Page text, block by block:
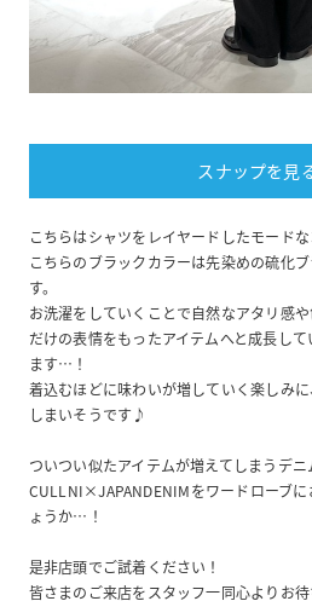
スナップを見
こちらはシャツをレイヤードしたモードな
こちらのブラックカラーは先染めの硫化
す。
お洗濯をしていくことで自然なアタリ感
だけの表情をもったアイテムへと成長し
ます…！
着込むほどに味わいが増していく楽しみ
しまいそうです♪
ついつい似たアイテムが増えてしまうデ
CULLNI×JAPANDENIMをワードローブ
ょうか…！
是非店頭でご試着ください！
皆さまのご来店をスタッフ一同心よりお